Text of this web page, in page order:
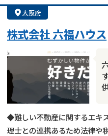
大阪府
株式会社 六福ハウス
◆難しい不動産に関するエキ
理士との連携あるため法律